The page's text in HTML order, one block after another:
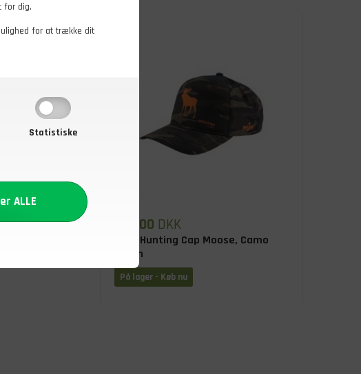
for dig.
for at trække dit
Statistiske
299,00 DKK
MJM Hunting Cap Moose, Camo
Green
På lager - Køb nu